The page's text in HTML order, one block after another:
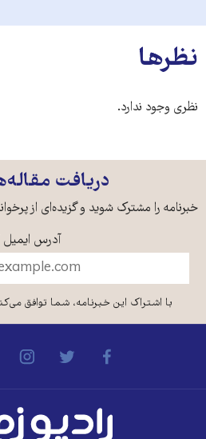
نظرها
نظری وجود ندارد.
دریافت
خبرنامه را مشترک شوید و گزیده‌ای از
آدرس ایمیل
با اشتراک این خبرنامه، شما توافق